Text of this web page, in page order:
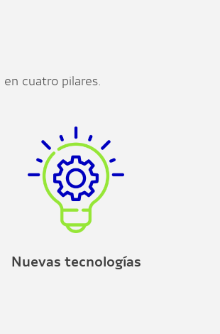
cuatro pilares.
Nuevas tecnologías